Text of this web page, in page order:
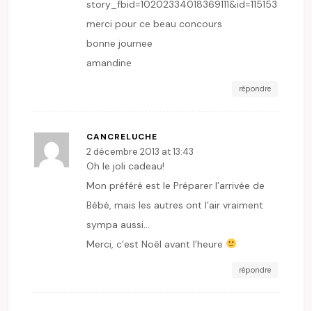
story_fbid=10202334018369111&id=1151538810
merci pour ce beau concours
bonne journee
amandine
répondre
CANCRELUCHE
2 décembre 2013 at 13:43
Oh le joli cadeau!
Mon préféré est le Préparer l’arrivée de
Bébé, mais les autres ont l’air vraiment
sympa aussi…
Merci, c’est Noël avant l’heure
répondre